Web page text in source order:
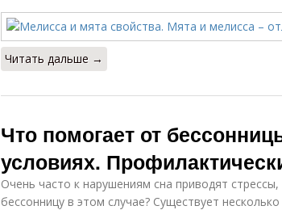
Читать дальше →
Что помогает от
условиях.
Очень часто к нарушениям сна приводят
бессонницу в этом случае? Существует